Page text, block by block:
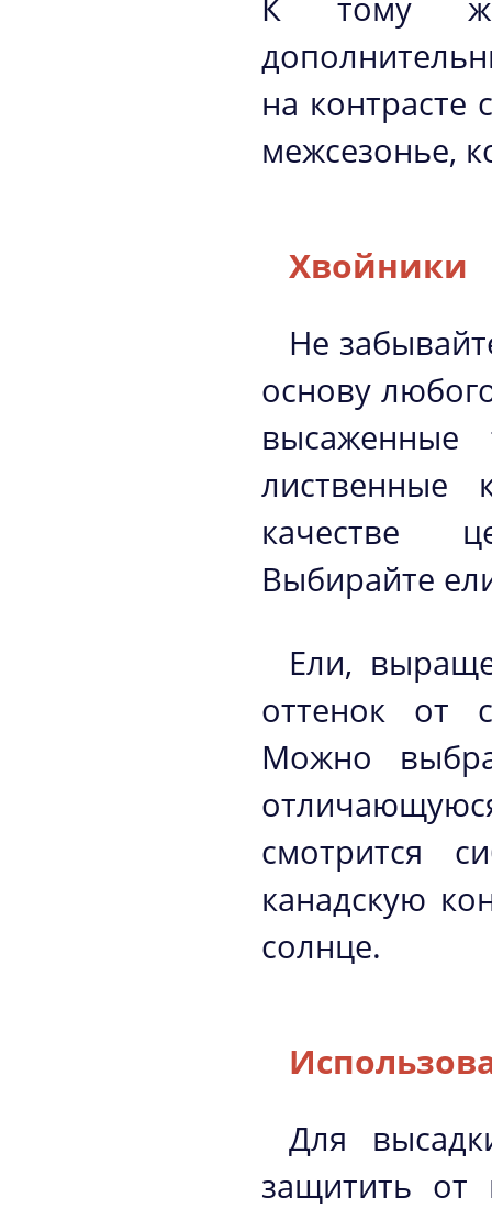
К тому же,
на контрасте
межсезонье,
Хвойники
Не
основу
высаженные
лиственные
качестве
Выбирайте
Ели,
оттенок от
Можно
смотрится
канадскую
солнце.
Для
защитить